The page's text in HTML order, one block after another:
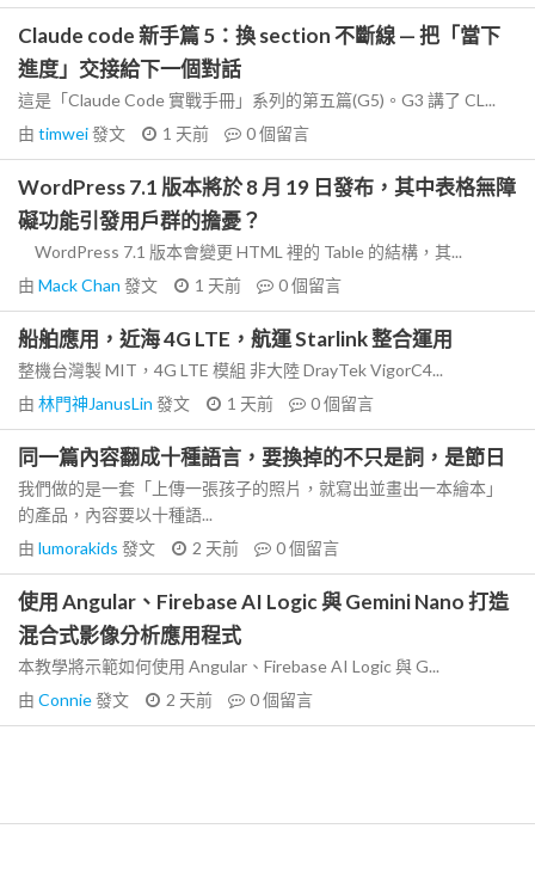
Claude code 新手篇 5：換 section 不斷線 — 把「當下
進度」交接給下一個對話
這是「Claude Code 實戰手冊」系列的第五篇(G5)。G3 講了 CL...
由 timwei發文 1 天前 0個留言
WordPress 7.1 版本將於 8 月 19 日發布，其中表格無障
礙功能引發用戶群的擔憂？
WordPress 7.1 版本會變更 HTML 裡的 Table 的結構，其...
由 Mack Chan 發文 1 天前 0個留言
船舶應用，近海 4G LTE，航運 Starlink 整合運用
整機台灣製 MIT，4G LTE 模組 非大陸 DrayTek VigorC4...
由 林門神JanusLin 發文 1 天前 0個留言
同一篇內容翻成十種語言，要換掉的不只是詞，是節日
我們做的是一套「上傳一張孩子的照片，就寫出並畫出一本繪本」
的產品，內容要以十種語...
由 lumorakids 發文 2 天前 0個留言
使用 Angular、Firebase AI Logic 與 Gemini Nano 打造
混合式影像分析應用程式
本教學將示範如何使用 Angular、Firebase AI Logic 與 G...
由 Connie發文 2 天前 0個留言